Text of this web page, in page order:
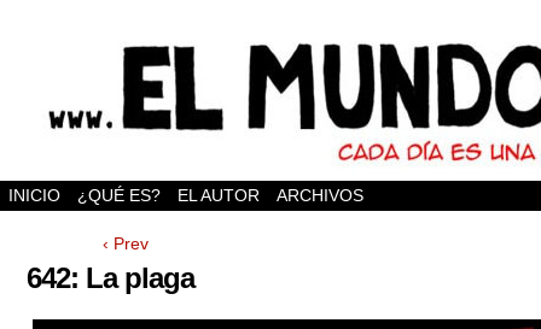
INICIO ¿QUÉ ES? EL AUTOR ARCHIVOS
‹ Prev
642: La plaga